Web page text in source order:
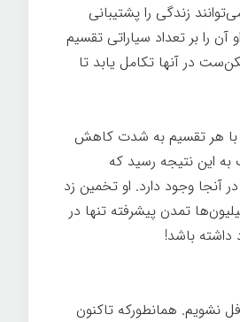
زندگی را پشتیبانی
آن را بر تعداد سیاراتی تقسیم
در آنها تکامل یابد تا
با هر تقسیم به شدت کاهش
به این نتیجه رسید که
آنجا وجود دارد. او تخمین زد
تمدن پیشرفته تنها در
باشد!
نشویم. همانطورکه تاکنون